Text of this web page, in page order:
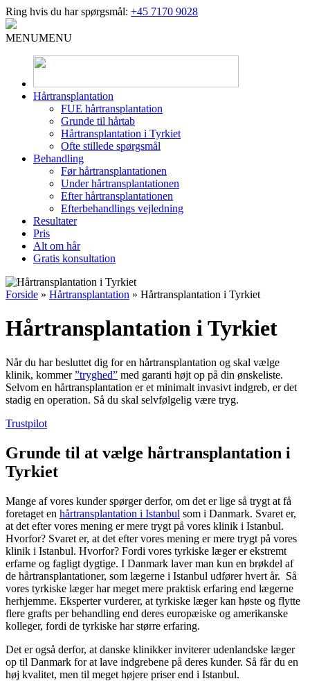
Ring hvis du har spørgsmål: +45 7170 9028
MENUMENU
Hårtransplantation
FUE hårtransplantation
Grunde til hårtab
Hårtransplantation i Tyrkiet
Ofte stillede spørgsmål
Behandling
Før hårtransplantationen
Under hårtransplantationen
Efter hårtransplantationen
Efterbehandlings vejledning
Resultater
Pris
Alt om hår
Gratis konsultation
Forside » Hårtransplantation » Hårtransplantation i Tyrkiet
Hårtransplantation i Tyrkiet
Når du har besluttet dig for en hårtransplantation og skal vælge
klinik, kommer”tryghed” med garanti højt op på din ønskeliste.
Selvom en hårtransplantation er et minimalt invasivt indgreb, er det
stadig en operation. Så du skal selvfølgelig være tryg.
Trustpilot
Grunde til at vælge hårtransplantation i
Tyrkiet
Mange af vores kunder spørger derfor, om det er lige så trygt at få
foretaget en hårtransplantation i Istanbul som i Danmark. Svaret er,
at det efter vores mening er mere trygt på vores klinik i Istanbul.
Hvorfor? Svaret er, at det efter vores mening er mere trygt på vores
klinik i Istanbul. Hvorfor? Fordi vores tyrkiske læger er ekstremt
erfarne og fagligt dygtige. I Danmark laver man kun en brøkdel af
de hårtransplantationer, som lægerne i Istanbul udfører hvert år. Så
vores tyrkiske læger har meget mere praktisk erfaring end lægerne
herhjemme. Eksperter vurderer, at tyrkiske læger kan høste og flytte
flere grafts per behandling end deres europæiske og amerikanske
kolleger, fordi de tyrkiske har større erfaring.
Det er også derfor, at danske klinikker inviterer udenlandske læger
op til Danmark for at lave indgrebene på deres kunder. Så får du en
høj kvalitet, men til meget højere priser end i Istanbul.